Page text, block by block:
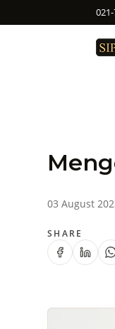
03 August
SHARE